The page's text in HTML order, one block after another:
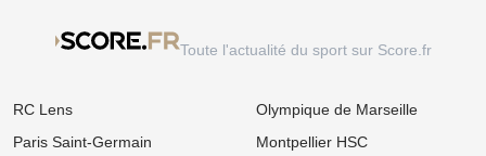
Toute l'actualité du sport sur Score.fr
RC Lens
Paris Saint-Germain
Olympique de Marseille
Montpellier HSC